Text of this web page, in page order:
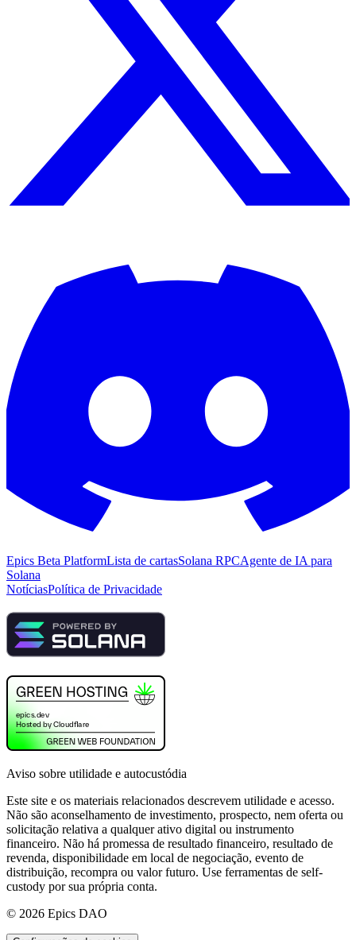
Epics Beta PlatformLista de cartasSolana RPCAgente de IA para
Solana
NotíciasPolítica de Privacidade
Aviso sobre utilidade e autocustódia
Este site e os materiais relacionados descrevem utilidade e acesso.
Não são aconselhamento de investimento, prospecto, nem oferta ou
solicitação relativa a qualquer ativo digital ou instrumento
financeiro. Não há promessa de resultado financeiro, resultado de
revenda, disponibilidade em local de negociação, evento de
distribuição, recompra ou valor futuro. Use ferramentas de self-
custody por sua própria conta.
© 2026 Epics DAO